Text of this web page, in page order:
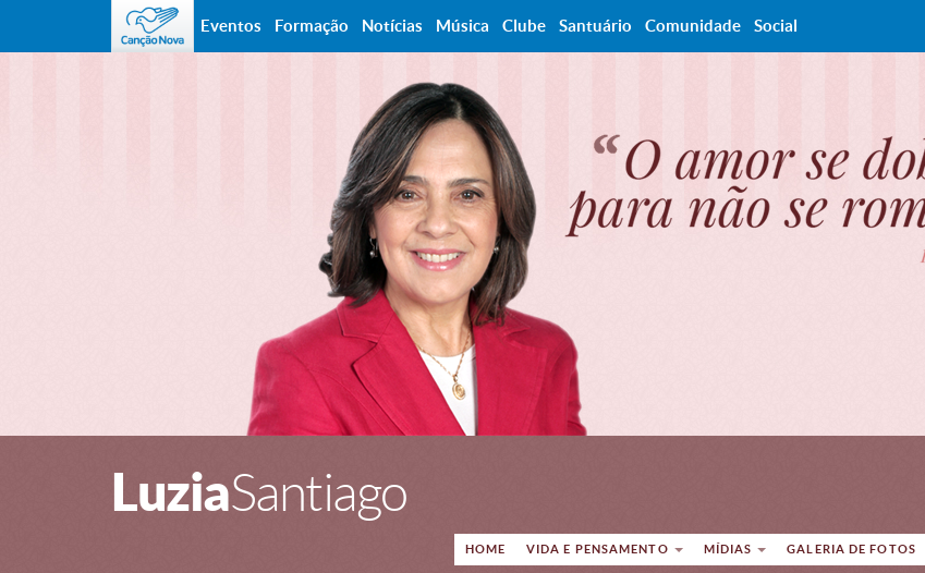
LuziaSantiago
HOME VIDA E PENSAMENTO MÍDIAS GALERIA DE FOTOS
Eventos Formação Notícias Música Clube Santuário Comunidade Social